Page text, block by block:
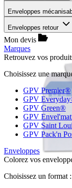
Enveloppes
Enveloppes retour
Mon devis
Marques
Retrouvez vos
Choisissez une
GPV Premier®
GPV
GPV Green®
GPV
GPV Saint
GPV Pack'n
Enveloppes
Colorez vos
Choisissez un format :
pertinence